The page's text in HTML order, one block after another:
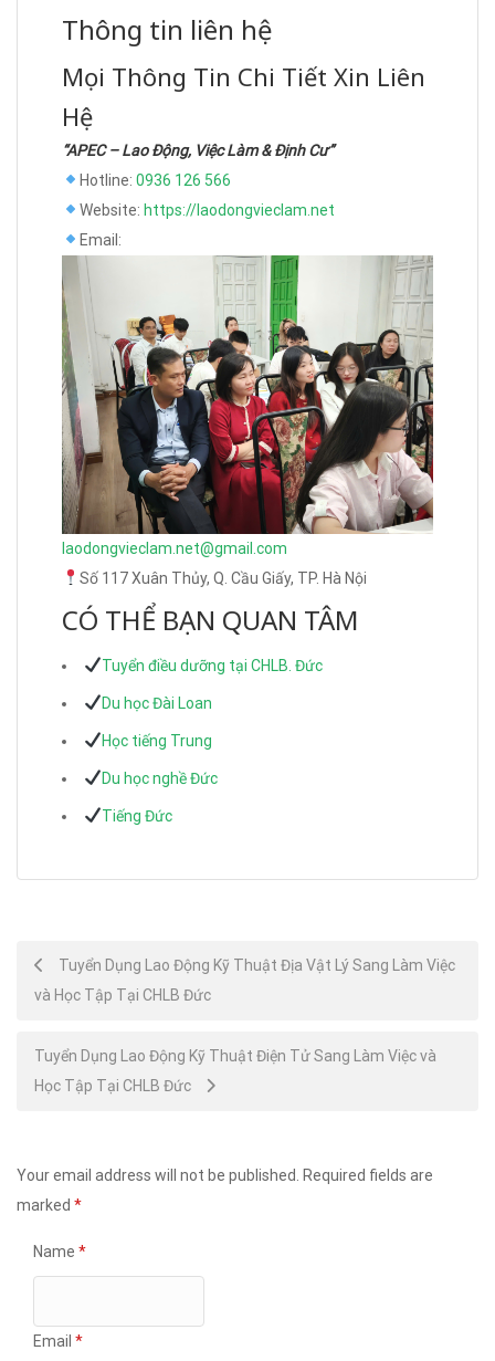
Thông tin liên hệ
Mọi Thông Tin Chi Tiết Xin Liên
Hệ
“APEC – Lao Động, Việc Làm & Định Cư”
Hotline: 0936 126 566
Website: https://laodongvieclam.net
Email:
laodongvieclam.net@gmail.com
Số 117 Xuân Thủy, Q. Cầu Giấy, TP. Hà Nội
CÓ THỂ BẠN QUAN TÂM
Tuyển điều dưỡng tại CHLB. Đức
Du học Đài Loan
Học tiếng Trung
Du học nghề Đức
Tiếng Đức
Post
navigation
Tuyển Dụng Lao Động Kỹ Thuật Địa Vật Lý Sang Làm Việc
và Học Tập Tại CHLB Đức
Tuyển Dụng Lao Động Kỹ Thuật Điện Tử Sang Làm Việc và
Học Tập Tại CHLB Đức
Your email address will not be published.
Required fields are
marked *
Name *
Email *